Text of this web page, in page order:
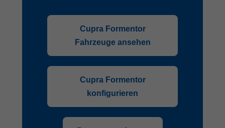
Cupra Formentor
Fahrzeuge ansehen
Cupra Formentor
konfigurieren